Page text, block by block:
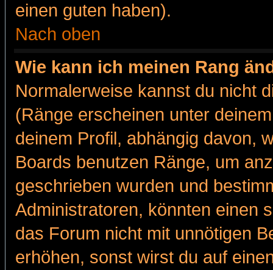
einen guten haben).
Nach oben
Wie kann ich meinen Rang
Normalerweise kannst du nicht
(Ränge erscheinen unter
deinem Profil, abhängig davon,
Boards benutzen Ränge, um
geschrieben wurden und
Administratoren, könnten einen
das Forum nicht mit unnötigen
erhöhen, sonst wirst du auf